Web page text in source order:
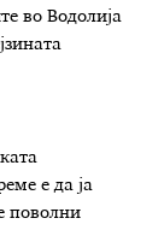
во Водолија
е да ја
поволни